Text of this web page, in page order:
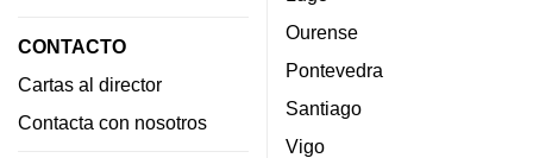
CONTACTO
Cartas al director
Contacta con nosotros
Ourense
Pontevedra
Santiago
Vigo